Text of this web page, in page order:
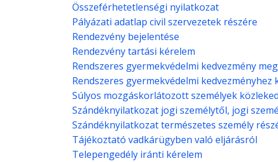
Összeférhetetlenségi nyilatkozat
Pályázati adatlap civil szervezetek részére
Rendezvény bejelentése
Rendezvény tartási kérelem
Rendszeres gyermekvédelmi kedvezmény
Rendszeres gyermekvédelmi kedvezményhez
Súlyos mozgáskorlátozott személyek
Szándéknyilatkozat jogi személytől, jogi
Szándéknyilatkozat természetes személy
Tájékoztató vadkárügyben való eljárásról
Telepengedély iránti kérelem